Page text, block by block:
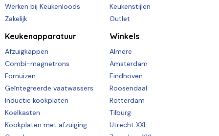
Werken bij Keukenloods
Zakelijk
Keukenstijlen
Outlet
Keukenapparatuur
Afzuigkappen
Combi-magnetrons
Fornuizen
Geïntegreerde vaatwassers
Inductie kookplaten
Koelkasten
Kookplaten met afzuiging
Winkels
Almere
Amsterdam
Eindhoven
Roosendaal
Rotterdam
Tilburg
Utrecht XXL